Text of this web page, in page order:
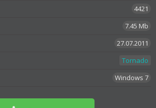
4421
7.45 Mb
27.07.2011
Tornado
Windows 7